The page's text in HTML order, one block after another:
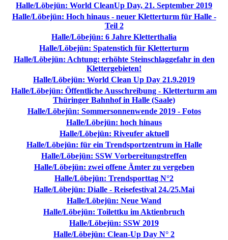
Halle/Löbejün: World CleanUp Day, 21. September 2019
Halle/Löbejün: Hoch hinaus - neuer Kletterturm für Halle -
Teil 2
Halle/Löbejün: 6 Jahre Kletterthalia
Halle/Löbejün: Spatenstich für Kletterturm
Halle/Löbejün: Achtung: erhöhte Steinschlaggefahr in den
Klettergebieten!
Halle/Löbejün: World Clean Up Day 21.9.2019
Halle/Löbejün: Öffentliche Ausschreibung - Kletterturm am
Thüringer Bahnhof in Halle (Saale)
Halle/Löbejün: Sommersonnenwende 2019 - Fotos
Halle/Löbejün: hoch hinaus
Halle/Löbejün: Riveufer aktuell
Halle/Löbejün: für ein Trendsportzentrum in Halle
Halle/Löbejün: SSW Vorbereitungstreffen
Halle/Löbejün: zwei offene Ämter zu vergeben
Halle/Löbejün: Trendsporttag N°2
Halle/Löbejün: Dialle - Reisefestival 24./25.Mai
Halle/Löbejün: Neue Wand
Halle/Löbejün: Toilettku im Aktienbruch
Halle/Löbejün: SSW 2019
Halle/Löbejün: Clean-Up Day N° 2